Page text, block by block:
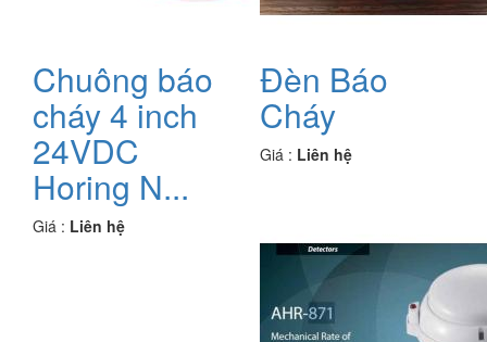
Chuông báo
cháy 4 inch
24VDC
Horing N...
Giá : Liên hệ
Đèn Báo
Cháy
Giá : Liên hệ